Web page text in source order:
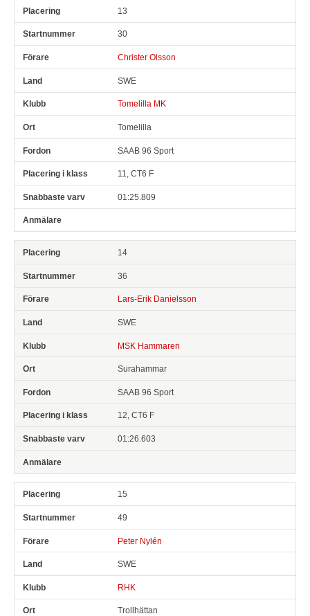
13
30
Christer Olsson
SWE
Tomelilla MK
Tomelilla
SAAB 96 Sport
11, CT6 F
01:25.809
14
36
Lars-Erik Danielsson
SWE
MSK Hammaren
Surahammar
SAAB 96 Sport
12, CT6 F
01:26.603
15
49
Peter Nylén
SWE
RHK
Trollhättan